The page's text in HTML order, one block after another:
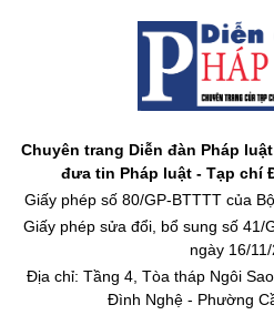
Chuyên trang Diễn đàn Pháp
đưa tin Pháp luật - Tạp chí
Giấy phép số 80/GP-BTTTT của
Giấy phép sửa đổi, bổ sung số 41/
ngày 16/
Địa chỉ: Tầng 4, Tòa tháp Ngôi
Đình Nghệ - Phường